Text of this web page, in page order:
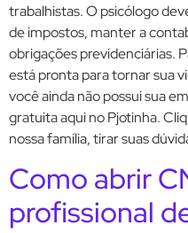
trabalhistas. O psicólogo
de impostos, manter a
obrigações previdenciárias.
está pronta para tornar sua
você ainda não possui sua
gratuita aqui no Pjotinha.
nossa família, tirar suas
Como abrir
profissional